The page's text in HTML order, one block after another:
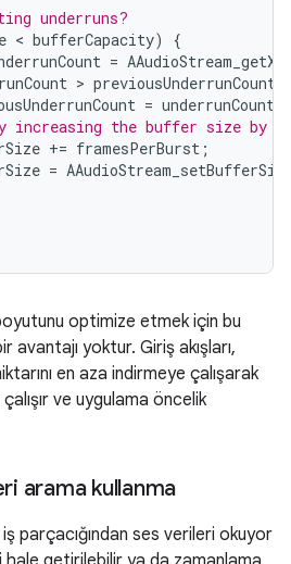
underruns?
< bufferCapacity)
{
=
> previousUnderrunCount
= underrunCount
increasing the buffer size by
+= framesPerBurst ;
=
optimize etmek için bu
avantajı yoktur. Giriş akışları,
en aza indirmeye çalışarak
ve uygulama öncelik
arama kullanma
parçacığından ses verileri okuyor